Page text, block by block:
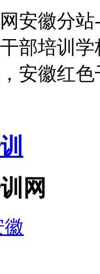
安徽分
部培训
安徽红
网
徽